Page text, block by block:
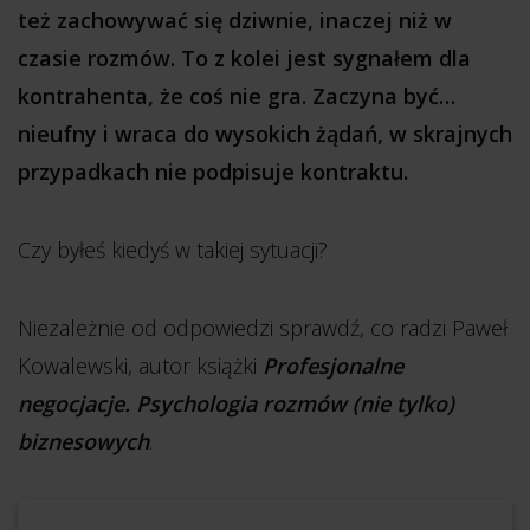
też zachowywać się dziwnie, inaczej niż w
czasie rozmów. To z kolei jest sygnałem dla
kontrahenta, że coś nie gra. Zaczyna być…
nieufny i wraca do wysokich żądań, w skrajnych
przypadkach nie podpisuje kontraktu.
Czy byłeś kiedyś w takiej sytuacji?
Niezależnie od odpowiedzi sprawdź, co radzi Paweł
Kowalewski, autor książki Profesjonalne
negocjacje. Psychologia rozmów (nie tylko)
biznesowych.